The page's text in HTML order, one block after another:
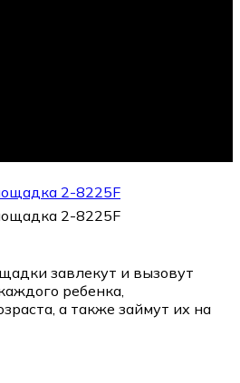
завлекут и вызовут
ребенка,
а также займут их на